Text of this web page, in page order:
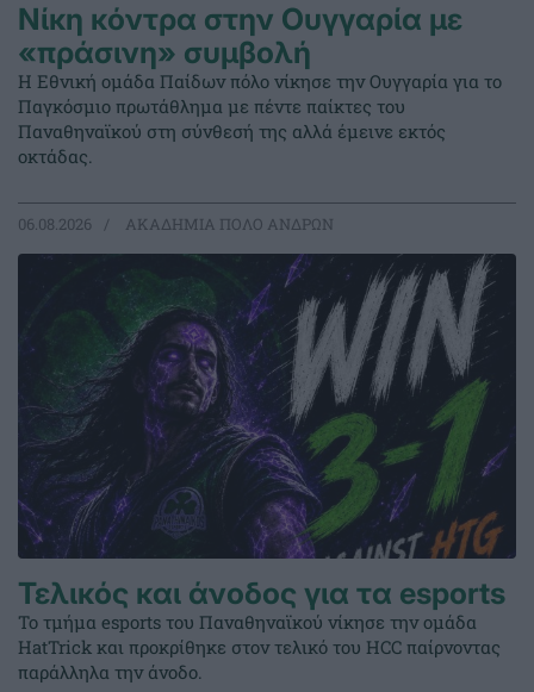
Νίκη κόντρα στην Ουγγαρία με
«πράσινη» συμβολή
Η Εθνική ομάδα Παίδων πόλο νίκησε την Ουγγαρία για το
Παγκόσμιο πρωτάθλημα με πέντε παίκτες του
Παναθηναϊκού στη σύνθεσή της αλλά έμεινε εκτός
οκτάδας.
06.08.2026 ΑΚΑΔΗΜΙΑ ΠΟΛΟ ΑΝΔΡΩΝ
Τελικός και άνοδος για τα esports
Το τμήμα esports του Παναθηναϊκού νίκησε την ομάδα
HatTrick και προκρίθηκε στον τελικό του HCC παίρνοντας
παράλληλα την άνοδο.